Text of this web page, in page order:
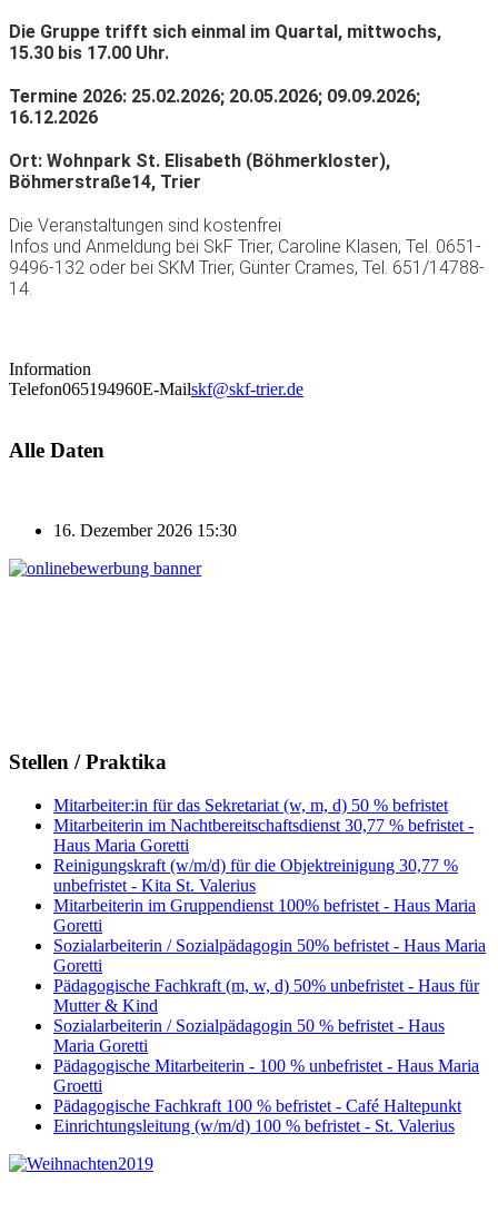
Die Gruppe trifft sich einmal im Quartal, mittwochs,
15.30 bis 17.00 Uhr.
Termine 2026: 25.02.2026; 20.05.2026; 09.09.2026;
16.12.2026
Ort: Wohnpark St. Elisabeth (Böhmerkloster),
Böhmerstraße14, Trier
Die Veranstaltungen sind kostenfrei
Infos und Anmeldung bei SkF Trier, Caroline Klasen, Tel. 0651-
9496-132 oder bei SKM Trier, Günter Crames, Tel. 651/14788-
14.
Information
Telefon065194960E-Mailskf@skf-trier.de
Alle Daten
16. Dezember 2026 15:30
Stellen / Praktika
Mitarbeiter:in für das Sekretariat (w, m, d) 50 % befristet
Mitarbeiterin im Nachtbereitschaftsdienst 30,77 % befristet -
Haus Maria Goretti
Reinigungskraft (w/m/d) für die Objektreinigung 30,77 %
unbefristet - Kita St. Valerius
Mitarbeiterin im Gruppendienst 100% befristet - Haus Maria
Goretti
Sozialarbeiterin / Sozialpädagogin 50% befristet - Haus Maria
Goretti
Pädagogische Fachkraft (m, w, d) 50% unbefristet - Haus für
Mutter & Kind
Sozialarbeiterin / Sozialpädagogin 50 % befristet - Haus
Maria Goretti
Pädagogische Mitarbeiterin - 100 % unbefristet - Haus Maria
Groetti
Pädagogische Fachkraft 100 % befristet - Café Haltepunkt
Einrichtungsleitung (w/m/d) 100 % befristet - St. Valerius